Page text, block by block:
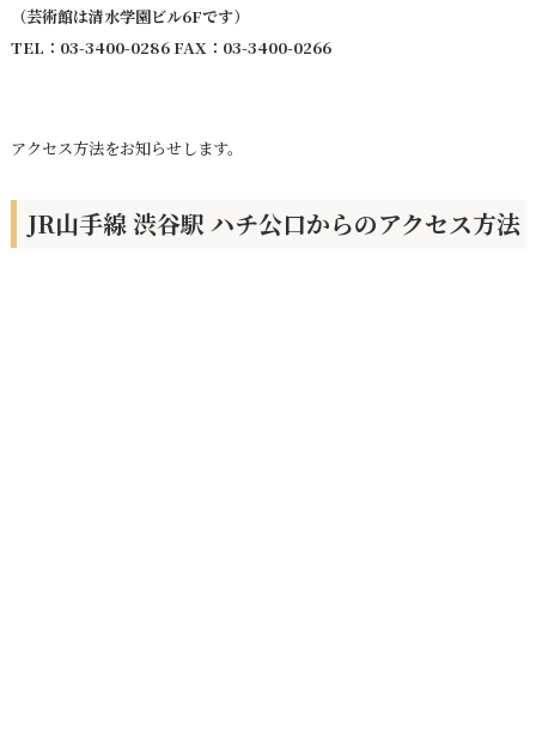
（芸術館は清水学園ビル6Fです）
TEL：03-3400-0286 FAX：03-3400-0266
アクセス方法をお知らせします。
JR山手線 渋谷駅 ハチ公口からのアクセス方法